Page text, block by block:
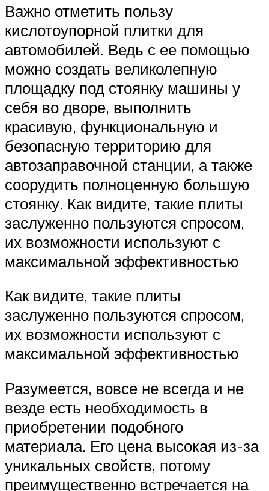
Важно отметить пользу
кислотоупорной плитки для
автомобилей. Ведь с ее помощью
можно создать великолепную
площадку под стоянку машины у
себя во дворе, выполнить
красивую, функциональную и
безопасную территорию для
автозаправочной станции, а также
соорудить полноценную большую
стоянку. Как видите, такие плиты
заслуженно пользуются спросом,
их возможности используют с
максимальной эффективностью
Как видите, такие плиты
заслуженно пользуются спросом,
их возможности используют с
максимальной эффективностью
Разумеется, вовсе не всегда и не
везде есть необходимость в
приобретении подобного
материала. Его цена высокая из-за
уникальных свойств, потому
преимущественно встречается на